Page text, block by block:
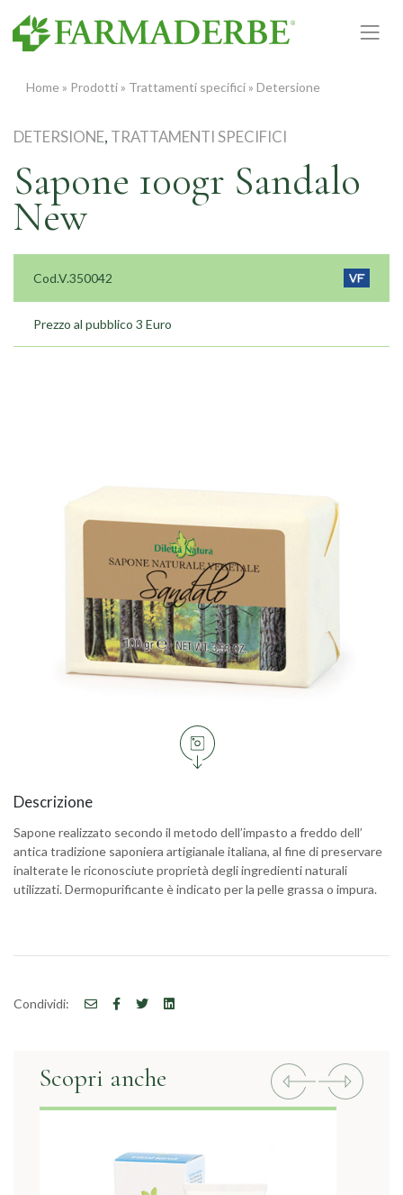
contenuto
Home » Prodotti » Trattamenti specifici » Detersione
DETERSIONE, TRATTAMENTI SPECIFICI
Sapone 100gr Sandalo
New
Cod.V.350042
Prezzo al pubblico 3 Euro
Descrizione
Sapone realizzato secondo il metodo dell’impasto a freddo dell’
antica tradizione saponiera artigianale italiana, al fine di preservare
inalterate le riconosciute proprietà degli ingredienti naturali
utilizzati. Dermopurificante è indicato per la pelle grassa o impura.
Condividi:
Scopri anche Previous